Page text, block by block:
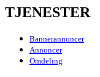
TJENESTER
Bannerannoncer
Annoncer
Omdeling